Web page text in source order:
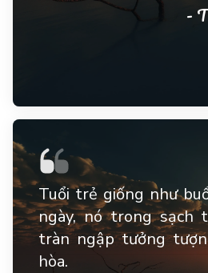
-
Tuổi trẻ giống như
ngày, nó trong sạch
tràn ngập tưởng
hòa.